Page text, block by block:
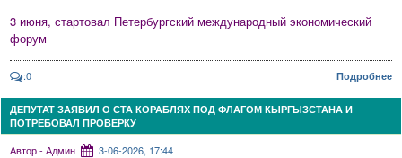
3 июня, стартовал Петербургский международный экономический
форум
:0 Подробнее
ДЕПУТАТ ЗАЯВИЛ О СТА КОРАБЛЯХ ПОД ФЛАГОМ КЫРГЫЗСТАНА И
ПОТРЕБОВАЛ ПРОВЕРКУ
Автор - Админ 3-06-2026, 17:44